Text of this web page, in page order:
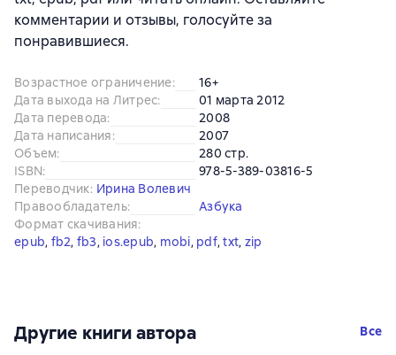
комментарии и отзывы, голосуйте за
понравившиеся.
Возрастное ограничение:
16+
Дата выхода на Литрес:
01 марта 2012
Дата перевода:
2008
Дата написания:
2007
Объем:
280 стр.
ISBN:
978-5-389-03816-5
Переводчик: Ирина Волевич
Правообладатель:
Азбука
Формат скачивания:
epub, fb2, fb3, ios.epub, mobi, pdf, txt, zip
Другие книги автора Все